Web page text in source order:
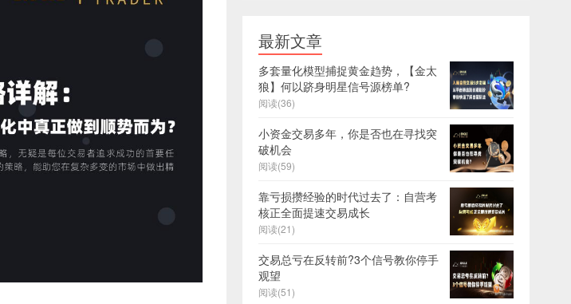
最新文章
多套量化模型捕捉黄金趋势，【金太
狼】何以跻身明星信号源榜单?
阅读(36)
小资金交易多年，你是否也在寻找突
破机会
阅读(59)
靠亏损攒经验的时代过去了：自营考
核正全面提速交易成长
阅读(21)
交易总亏在反转前?3个信号教你停手
观望
阅读(51)